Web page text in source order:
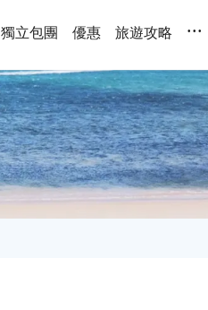
獨立包團 優惠 旅遊攻略 ...